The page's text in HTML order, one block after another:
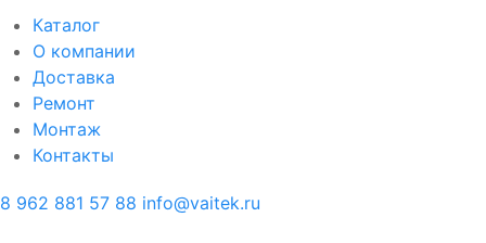
Каталог
О компании
Доставка
Ремонт
Монтаж
Контакты
8 962 881 57 88 info@vaitek.ru